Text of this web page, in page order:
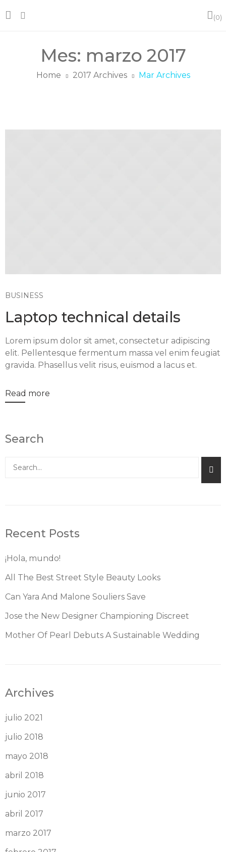
0
Mes: marzo 2017
Home 2017 Archives Mar Archives
BUSINESS
Laptop technical details
Lorem ipsum dolor sit amet, consectetur adipiscing
elit. Pellentesque fermentum massa vel enim feugiat
gravida. Phasellus velit risus, euismod a lacus et.
Read more
Search
Buscar
Recent Posts
¡Hola, mundo!
All The Best Street Style Beauty Looks
Can Yara And Malone Souliers Save
Jose the New Designer Championing Discreet
Mother Of Pearl Debuts A Sustainable Wedding
Archives
julio 2021
julio 2018
mayo 2018
abril 2018
junio 2017
abril 2017
marzo 2017